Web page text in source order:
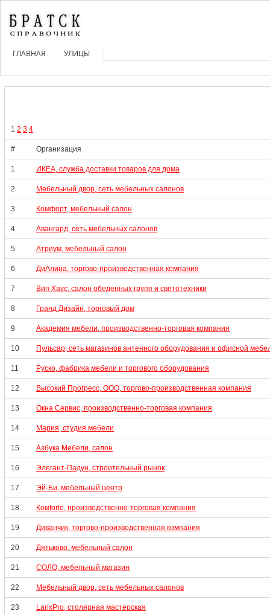
ГЛАВНАЯ УЛИЦЫ
1 2 3 4
# Организация
1 ИКЕА, служба доставки товаров для дома
2 Мебельный двор, сеть мебельных салонов
3 Комфорт, мебельный салон
4 Авангард, сеть мебельных салонов
5 Атриум, мебельный салон
6 ДиАлина, торгово-производственная компания
7 Вип Хаус, салон обеденных групп и светотехники
8 Гранд Дизайн, торговый дом
9 Академия мебели, производственно-торговая компания
10 Пульсар, сеть магазинов антенного оборудования и офисной
11 Руско, фабрика мебели и торгового оборудования
12 Высокий Прогресс, ООО, торгово-производственная компания
13 Окна Сервис, производственно-торговая компания
14 Мария, студия мебели
15 Азбука Мебели, салон
16 Элегант-Падун, строительный рынок
17 Эй-Би, мебельный центр
18 Комforte, производственно-торговая компания
19 Диванчик, торгово-производственная компания
20 Дятьково, мебельный салон
21 СОЛО, мебельный магазин
22 Мебельный двор, сеть мебельных салонов
23 LarixPro, столярная мастерская